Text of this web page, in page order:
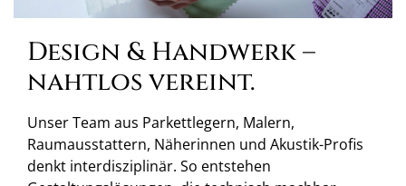
Design & Handwerk –
nahtlos vereint.
Unser Team aus Parkettlegern, Malern,
Raumausstattern, Näherinnen und Akustik-Profis
denkt interdisziplinär. So entstehen